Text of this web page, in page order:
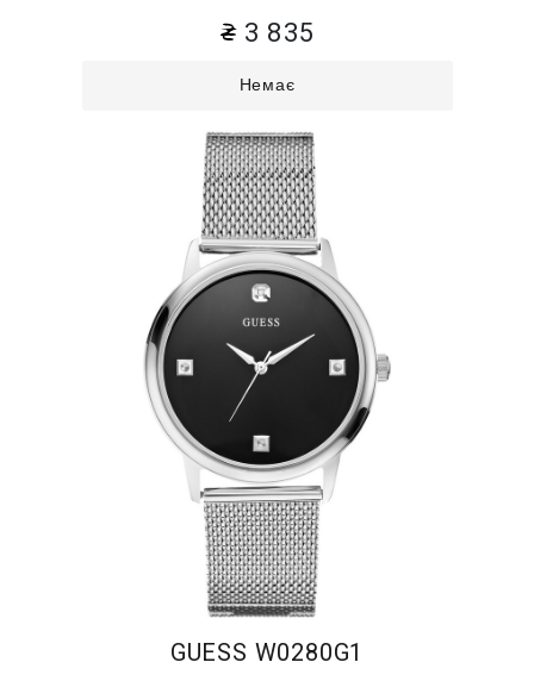
3 835
Немає
GUESS W0280G1